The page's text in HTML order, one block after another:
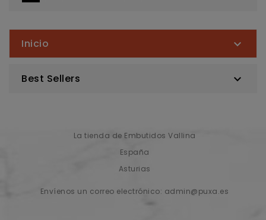
Inicio 
Best Sellers 
La tienda de Embutidos Vallina
España
Asturias
Envíenos un correo electrónico: admin@puxa.es